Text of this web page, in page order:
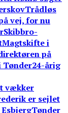
Trådløs
vej, for nu
Skibbro-
Magtskifte i
på
Tønder24-årig
vækker
er sejlet
Tønder